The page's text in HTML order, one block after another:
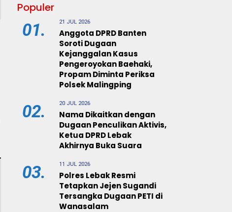
Populer
01. 21 JUL 2026
Anggota DPRD Banten
Soroti Dugaan
Kejanggalan Kasus
Pengeroyokan Baehaki,
Propam Diminta Periksa
Polsek Malingping
02. 20 JUL 2026
Nama Dikaitkan dengan
Dugaan Penculikan Aktivis,
Ketua DPRD Lebak
Akhirnya Buka Suara
03. 11 JUL 2026
Polres Lebak Resmi
Tetapkan Jejen Sugandi
Tersangka Dugaan PETI di
Wanasalam